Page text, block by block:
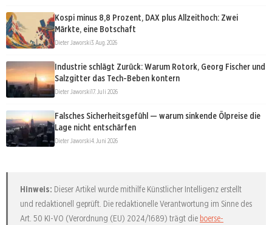
Kospi minus 8,8 Prozent, DAX plus Allzeithoch: Zwei
Märkte, eine Botschaft
Dieter Jaworski3. Aug. 2026
Industrie schlägt Zurück: Warum Rotork, Georg Fischer und
Salzgitter das Tech-Beben kontern
Dieter Jaworski17. Juli 2026
Falsches Sicherheitsgefühl — warum sinkende Ölpreise die
Lage nicht entschärfen
Dieter Jaworski4. Juni 2026
Hinweis: Dieser Artikel wurde mithilfe Künstlicher Intelligenz erstellt
und redaktionell geprüft. Die redaktionelle Verantwortung im Sinne des
Art. 50 KI-VO (Verordnung (EU) 2024/1689) trägt die boerse-